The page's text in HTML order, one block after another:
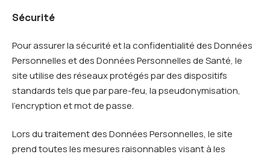
Sécurité
Pour assurer la sécurité et la confidentialité des Données
Personnelles et des Données Personnelles de Santé, le
site utilise des réseaux protégés par des dispositifs
standards tels que par pare-feu, la pseudonymisation,
l’encryption et mot de passe.
Lors du traitement des Données Personnelles, le site
prend toutes les mesures raisonnables visant à les